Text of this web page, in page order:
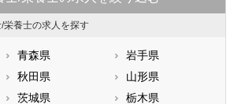
栄養士の求人を探す
青森県
岩手県
秋田県
山形県
茨城県
栃木県